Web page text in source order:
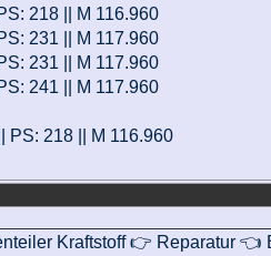
218 || M 116.960
231 || M 117.960
231 || M 117.960
241 || M 117.960
PS: 218 || M 116.960